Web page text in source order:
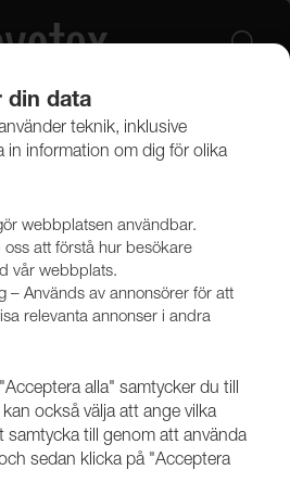
Flamsäkra Gardinkollektioner
din data
teknik, inklusive
in information om dig för olika
webbplatsen användbar.
oss att förstå hur besökare
vår webbplats.
– Används av annonsörer för att
relevanta annonser i andra
alla" samtycker du till
också välja att ange vilka
samtycka till genom att använda
sedan klicka på "Acceptera